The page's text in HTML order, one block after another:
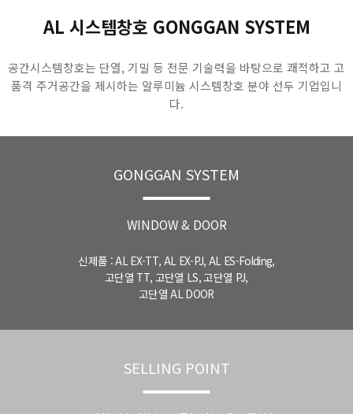
AL 시스템창호 GONGGAN SYSTEM
공간시스템창호는 단열, 기밀 등 전문 기술력을 바탕으로 쾌적하고 고
품격 주거공간을 제시하는 알루미늄 시스템창호 분야 선두 기업입니
다.
GONGGAN SYSTEM
WINDOW & DOOR
신제품 : AL EX-TT, AL EX-PJ, AL ES-Folding,
고단열 TT, 고단열 LS, 고단열 PJ,
고단열 AL DOOR
SELLING POINT